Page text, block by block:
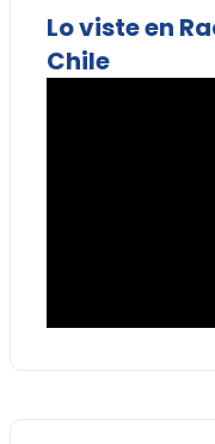
Lo viste en
Chile